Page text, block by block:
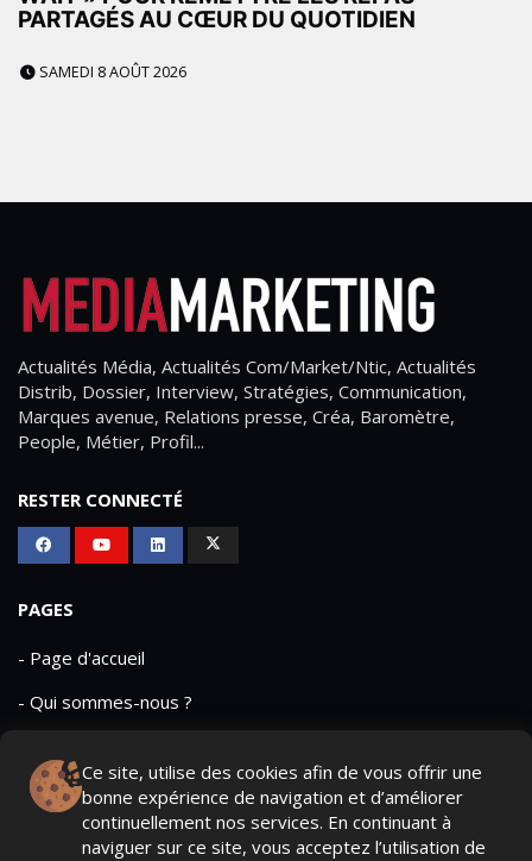
PARTAGÉS AU CŒUR DU QUOTIDIEN
SAMEDI 8 AOÛT 2026
Ce site, utilise des cookies afin de vous offrir une
bonne expérience de navigation et d’améliorer
continuellement nos services. En continuant à
naviguer sur ce site, vous acceptez l’utilisation de
Actualités Média, Actualités Com/Market/Ntic, Actualités
Distrib, Dossier, Interview, Stratégies, Communication,
Marques avenue, Relations presse, Créa, Baromètre,
People, Métier, Profil...
RESTER CONNECTÉ
PAGES
- Page d'accueil
- Qui sommes-nous ?
- Conditions générales